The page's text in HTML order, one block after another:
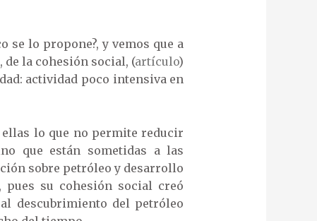
lo propone?, y vemos que a
de la cohesión social, (artículo)
actividad poco intensiva en
ellas lo que no permite reducir
que están sometidas a las
sobre petróleo y desarrollo
pues su cohesión social creó
descubrimiento del petróleo